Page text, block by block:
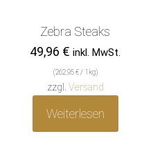
Zebra Steaks
49,96 € inkl. MwSt.
(262,95€/ 1 kg)
zzgl. Versand
Weiterlesen